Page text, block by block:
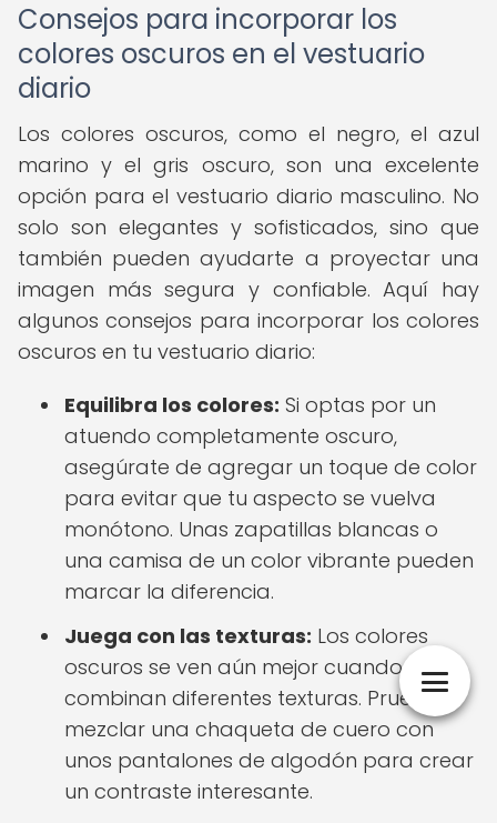
Consejos para incorporar los
colores oscuros en el vestuario
diario
Los colores oscuros, como el negro, el azul
marino y el gris oscuro, son una excelente
opción para el vestuario diario masculino. No
solo son elegantes y sofisticados, sino que
también pueden ayudarte a proyectar una
imagen más segura y confiable. Aquí hay
algunos consejos para incorporar los colores
oscuros en tu vestuario diario:
Equilibra los colores: Si optas por un
atuendo completamente oscuro,
asegúrate de agregar un toque de color
para evitar que tu aspecto se vuelva
monótono. Unas zapatillas blancas o
una camisa de un color vibrante pueden
marcar la diferencia.
Juega con las texturas: Los colores
oscuros se ven aún mejor cuando se
combinan diferentes texturas. Prueba
mezclar una chaqueta de cuero con
unos pantalones de algodón para crear
un contraste interesante.